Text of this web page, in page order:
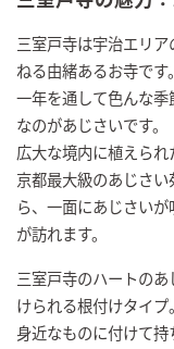
三室戸寺は宇治エリ
ねる由緒あるお寺です。
一年を通して色んな
なのがあじさいです。
広大な境内に植えられ
京都最大級のあじさ
ら、一面にあじさい
が訪れます。
三室戸寺のハートの
けられる根付けタイプ。
身近なものに付けて持